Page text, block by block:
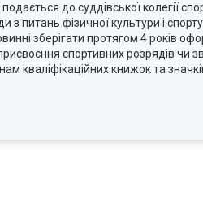
до суддівської колегії
фізичної культури і спорту
зберігати протягом 4 років
спортивних розрядів чи
кваліфікаційних книжок та